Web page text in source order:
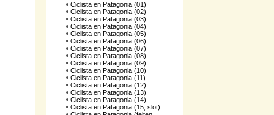
Ciclista en Patagonia (01)
Ciclista en Patagonia (02)
Ciclista en Patagonia (03)
Ciclista en Patagonia (04)
Ciclista en Patagonia (05)
Ciclista en Patagonia (06)
Ciclista en Patagonia (07)
Ciclista en Patagonia (08)
Ciclista en Patagonia (09)
Ciclista en Patagonia (10)
Ciclista en Patagonia (11)
Ciclista en Patagonia (12)
Ciclista en Patagonia (13)
Ciclista en Patagonia (14)
Ciclista en Patagonia (15, slot)